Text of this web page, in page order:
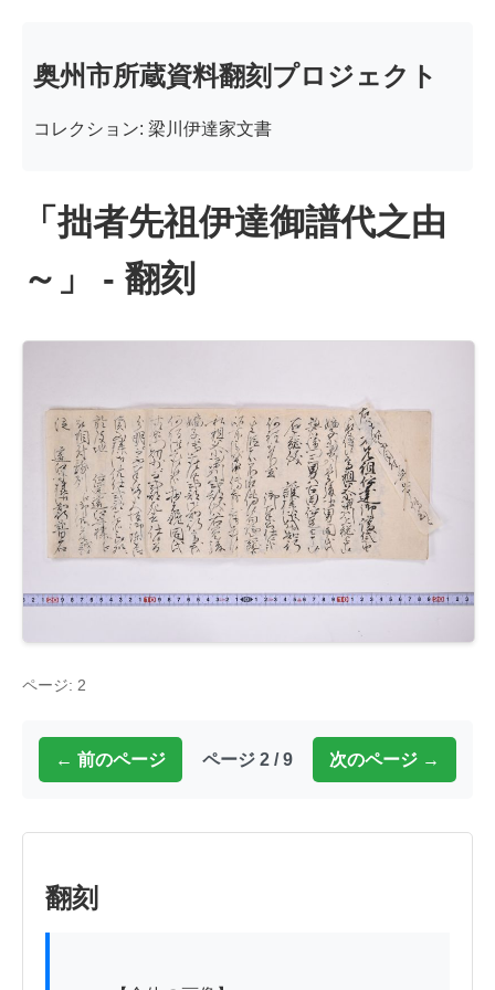
奥州市所蔵資料翻刻プロジェクト
コレクション: 梁川伊達家文書
「拙者先祖伊達御譜代之由
～」 - 翻刻
ページ: 2
← 前のページ ページ 2 / 9 次のページ →
翻刻